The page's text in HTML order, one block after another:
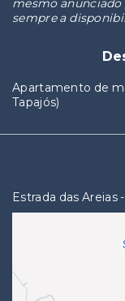
mesmo
sempre a
Apartamento de
Tapajós)
Estrada das Areias